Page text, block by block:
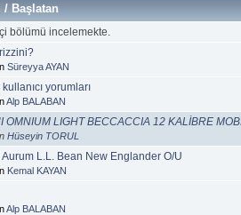
/Başlatan
bölümü incelemekte.
Süreyya AYAN
yorumları
Alp BALABAN
OMNIUM LIGHT BECCACCIA 12 KALİBRE
Hüseyin TORUL
Aurum L.L. Bean New Englander O/U
Kemal KAYAN
Alp BALABAN